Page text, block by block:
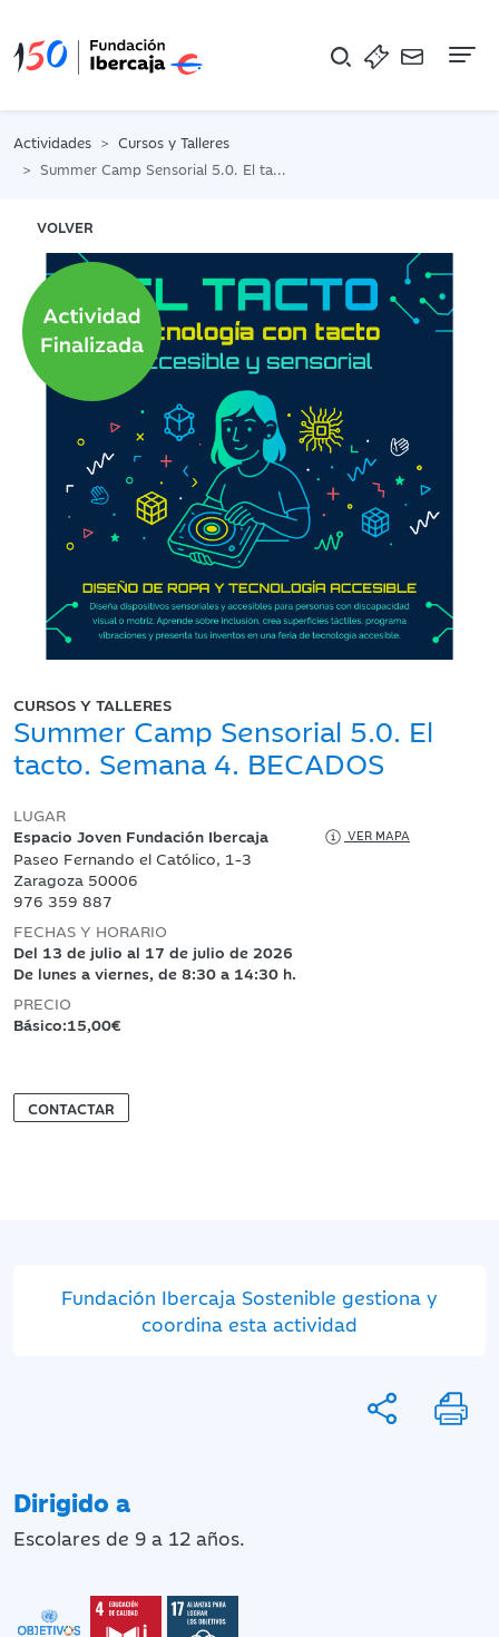
Actividades
Cursos y Talleres
Summer Camp Sensorial 5.0. El tacto. Semana 4. BECADOS
VOLVER
CURSOS Y TALLERES
Summer Camp Sensorial 5.0. El
tacto. Semana 4. BECADOS
LUGAR
Espacio Joven Fundación Ibercaja
VER MAPA
Paseo Fernando el Católico, 1-3
Zaragoza 50006
976 359 887
FECHAS Y HORARIO
Del 13 de julio al 17 de julio de 2026
De lunes a viernes, de 8:30 a 14:30 h.
PRECIO
Básico:15,00€
CONTACTAR
Fundación Ibercaja Sostenible gestiona y
coordina esta actividad
Dirigido a
Escolares de 9 a 12 años.